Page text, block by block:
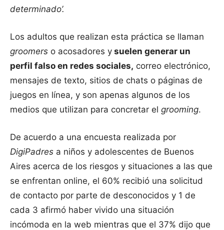
determinado’.
Los adultos que realizan esta práctica se llaman
groomers o acosadores y suelen generar un
perfil falso en redes sociales, correo electrónico,
mensajes de texto, sitios de chats o páginas de
juegos en línea, y son apenas algunos de los
medios que utilizan para concretar el grooming.
De acuerdo a una encuesta realizada por
DigiPadres a niños y adolescentes de Buenos
Aires acerca de los riesgos y situaciones a las que
se enfrentan online, el 60% recibió una solicitud
de contacto por parte de desconocidos y 1 de
cada 3 afirmó haber vivido una situación
incómoda en la web mientras que el 37% dijo que